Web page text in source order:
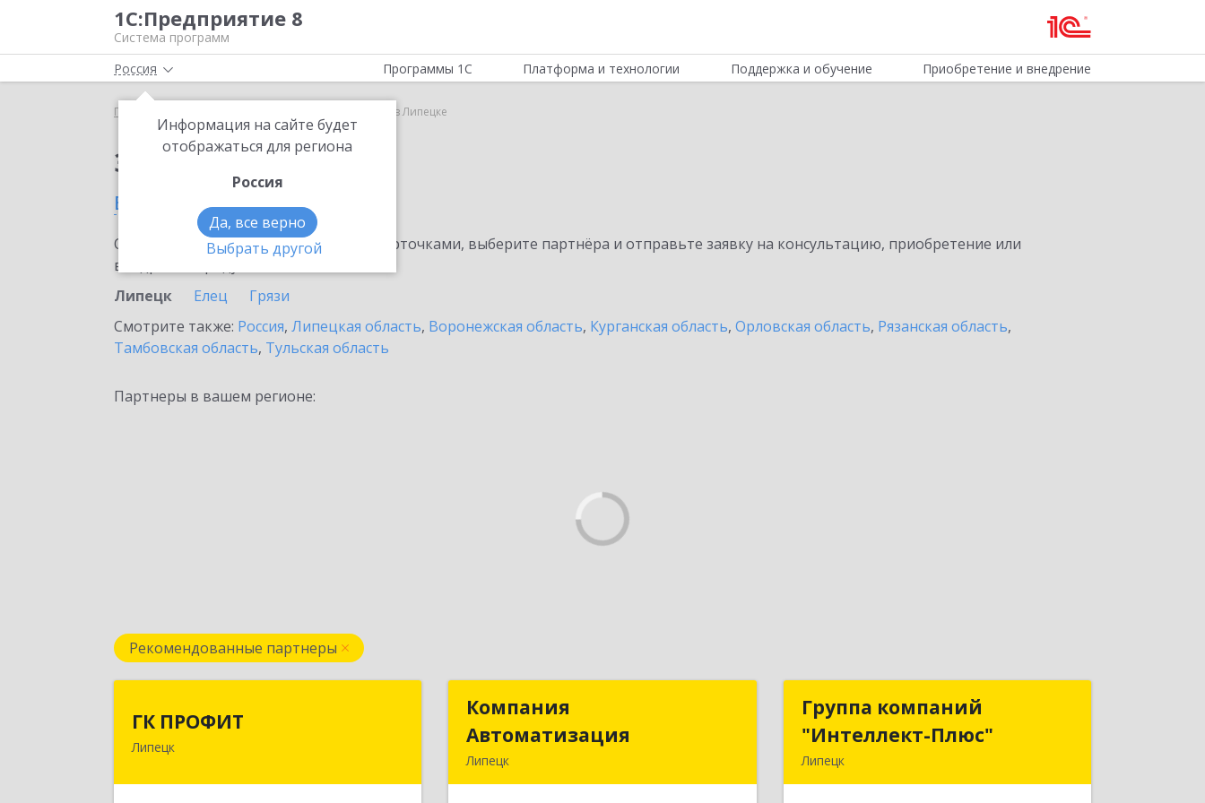
1С:Предприятие 8
Система программ
Россия
Информация на сайте будет
отображаться для региона
Россия
Да, все верно
Выбрать другой
Программы 1С Платформа и технологии Поддержка и обучение Приобретение и внедрение
Главная 1С:Кредит в Липецке
Заказать 1С:Кредит
в Липецке
Ознакомьтесь с информационными карточками, выберите партнёра и отправьте заявку на консультацию, приобретение или
внедрение продукта.
Липецк
Елец
Грязи
Смотрите также: Россия, Липецкая область, Воронежская область, Курганская область, Орловская область, Рязанская область,
Тамбовская область, Тульская область
Партнеры в вашем регионе:
Рекомендованные партнеры
ГК ПРОФИТ
Липецк398001, Липецкая обл, Липецк г,
Компания
Автоматизация
Липецк
Автоматизация
Группа компаний
"Интеллект-Плюс"
Липецк
Группа компаний
"Интеллект-Плюс"